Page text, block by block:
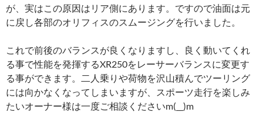
が、実はこの原因はリア側にあります。ですので油面は元
に戻し各部のオリフィスのスムージングを行いました。
これで前後のバランスが良くなりますし、良く動いてくれ
る事で性能を発揮するXR250をレーサーバランスに変更す
る事ができます。二人乗りや荷物を沢山積んでツーリング
には向かなくなってしまいますが、スポーツ走行を楽しみ
たいオーナー様は一度ご相談くださいm(__)m